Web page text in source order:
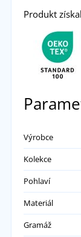
Mám
barvy,
Uvidíme,
:-) Za mě
Verča
Šaty jsou
Mam
přidáno
Marie
Šaty
Produkt
Výrobce
Kolekce
Pohlaví
Materiál
Gramáž